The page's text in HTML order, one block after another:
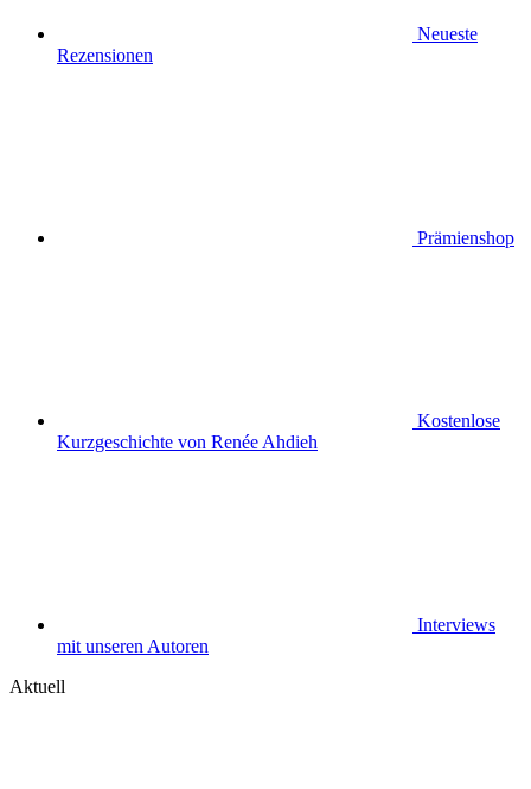
Neueste
Rezensionen
Prämienshop
Kostenlose
Kurzgeschichte von Renée Ahdieh
Interviews
mit unseren Autoren
Aktuell